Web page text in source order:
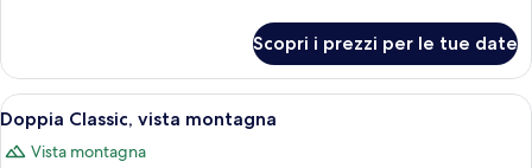
Comfort,
vista
montagna
Scopri i prezzi per le tue date
Apri
tutte
le
Camera d'albergo con un letto, un
4
Doppia Classic, vista montagna
Vista montagna